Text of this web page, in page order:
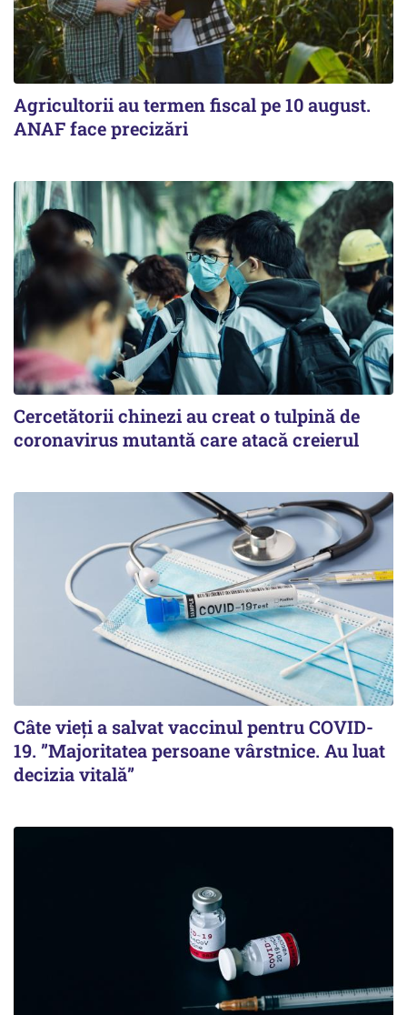
Agricultorii au termen fiscal pe 10 august.
ANAF face precizări
Cercetătorii chinezi au creat o tulpină de
coronavirus mutantă care atacă creierul
Câte vieți a salvat vaccinul pentru COVID-
19. ”Majoritatea persoane vârstnice. Au luat
decizia vitală”